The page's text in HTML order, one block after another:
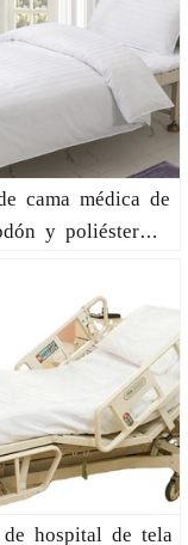
cama médica de
y poliéster
de hospital de tela